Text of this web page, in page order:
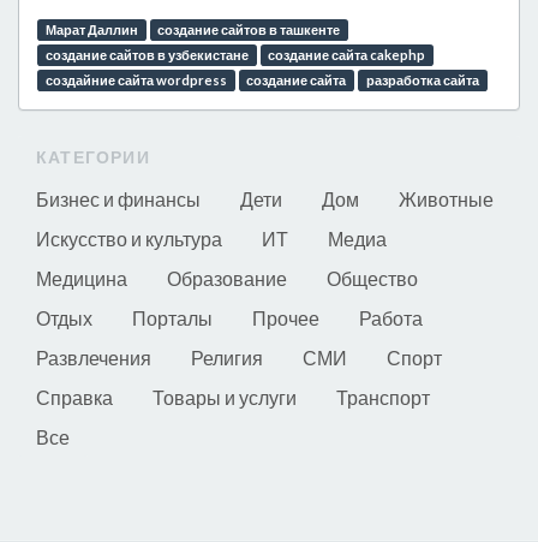
Марат Даллин
создание сайтов в ташкенте
создание сайтов в узбекистане
создание сайта cakephp
создайние сайта wordpress
создание сайта разработка сайта
КАТЕГОРИИ
Бизнес и финансы Дети Дом
Животные
Искусство и культура
ИТ
Медиа
Медицина
Образование
Общество
Отдых
Порталы Прочее
Работа
Развлечения
Религия СМИ
Спорт
Справка
Товары и услуги
Транспорт
Все